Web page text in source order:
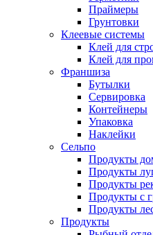
Праймеры
Грунтовки
Клеевые системы
Клей для
Клей для
Франшиза
Бутылки
Сервировка
Контейнеры
Упаковка
Наклейки
Сельпо
Продукты
Продукты
Продукты
Продукты с
Продукты
Продукты